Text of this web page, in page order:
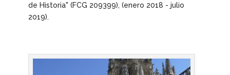
de Historia" (FCG 209399), (enero 2018 - julio
2019).